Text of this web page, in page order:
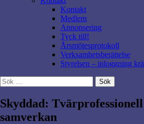
Kontakt
Medlem
Annonsering
Tyck till!
Årsmötesprotokoll
Verksamhetsberättelse
Styrelsen – inloggning
Sök
efter:
Skyddad:
samverkan